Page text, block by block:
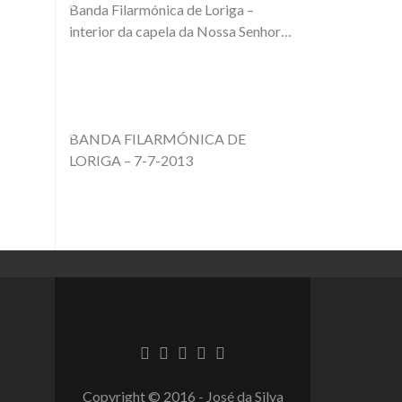
Banda Filarmónica de Loriga –
interior da capela da Nossa Senhora
BANDA FILARMÓNICA DE
LORIGA – 7-7-2013
Copyright © 2016 - José da Silva